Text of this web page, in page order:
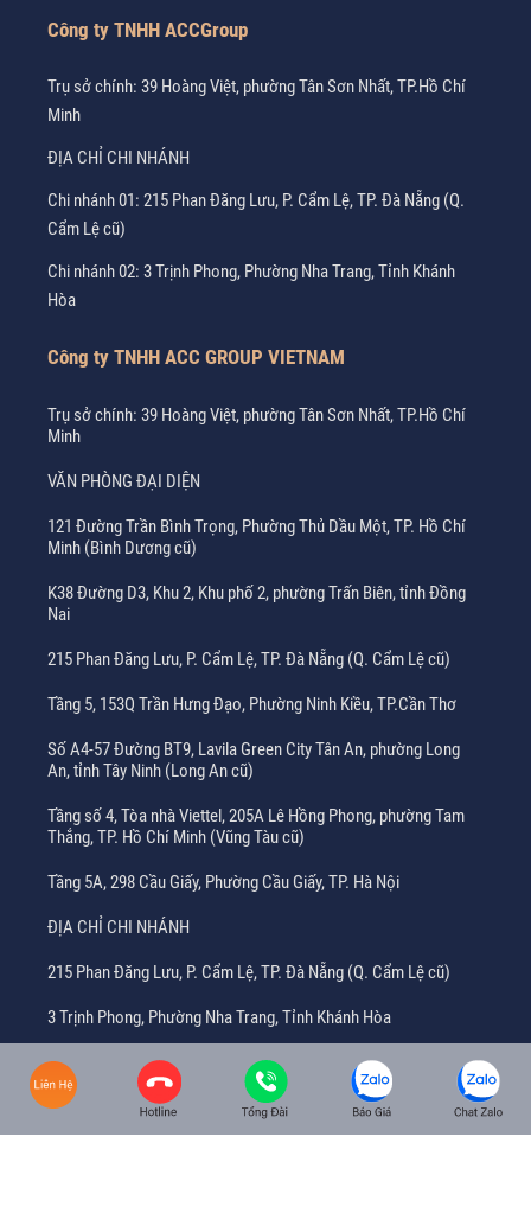
Công ty TNHH ACCGroup
Trụ sở chính: 39 Hoàng Việt, phường Tân Sơn Nhất, TP.Hồ Chí
Minh
ĐỊA CHỈ CHI NHÁNH
Chi nhánh 01: 215 Phan Đăng Lưu, P. Cẩm Lệ, TP. Đà Nẵng (Q.
Cẩm Lệ cũ)
Chi nhánh 02: 3 Trịnh Phong, Phường Nha Trang, Tỉnh Khánh
Hòa
Công ty TNHH ACC GROUP VIETNAM
Trụ sở chính: 39 Hoàng Việt, phường Tân Sơn Nhất, TP.Hồ Chí
Minh
VĂN PHÒNG ĐẠI DIỆN
121 Đường Trần Bình Trọng, Phường Thủ Dầu Một, TP. Hồ Chí
Minh (Bình Dương cũ)
K38 Đường D3, Khu 2, Khu phố 2, phường Trấn Biên, tỉnh Đồng
Nai
215 Phan Đăng Lưu, P. Cẩm Lệ, TP. Đà Nẵng (Q. Cẩm Lệ cũ)
Tầng 5, 153Q Trần Hưng Đạo, Phường Ninh Kiều, TP.Cần Thơ
Số A4-57 Đường BT9, Lavila Green City Tân An, phường Long
An, tỉnh Tây Ninh (Long An cũ)
Tầng số 4, Tòa nhà Viettel, 205A Lê Hồng Phong, phường Tam
Thắng, TP. Hồ Chí Minh (Vũng Tàu cũ)
Tầng 5A, 298 Cầu Giấy, Phường Cầu Giấy, TP. Hà Nội
ĐỊA CHỈ CHI NHÁNH
215 Phan Đăng Lưu, P. Cẩm Lệ, TP. Đà Nẵng (Q. Cẩm Lệ cũ)
3 Trịnh Phong, Phường Nha Trang, Tỉnh Khánh Hòa